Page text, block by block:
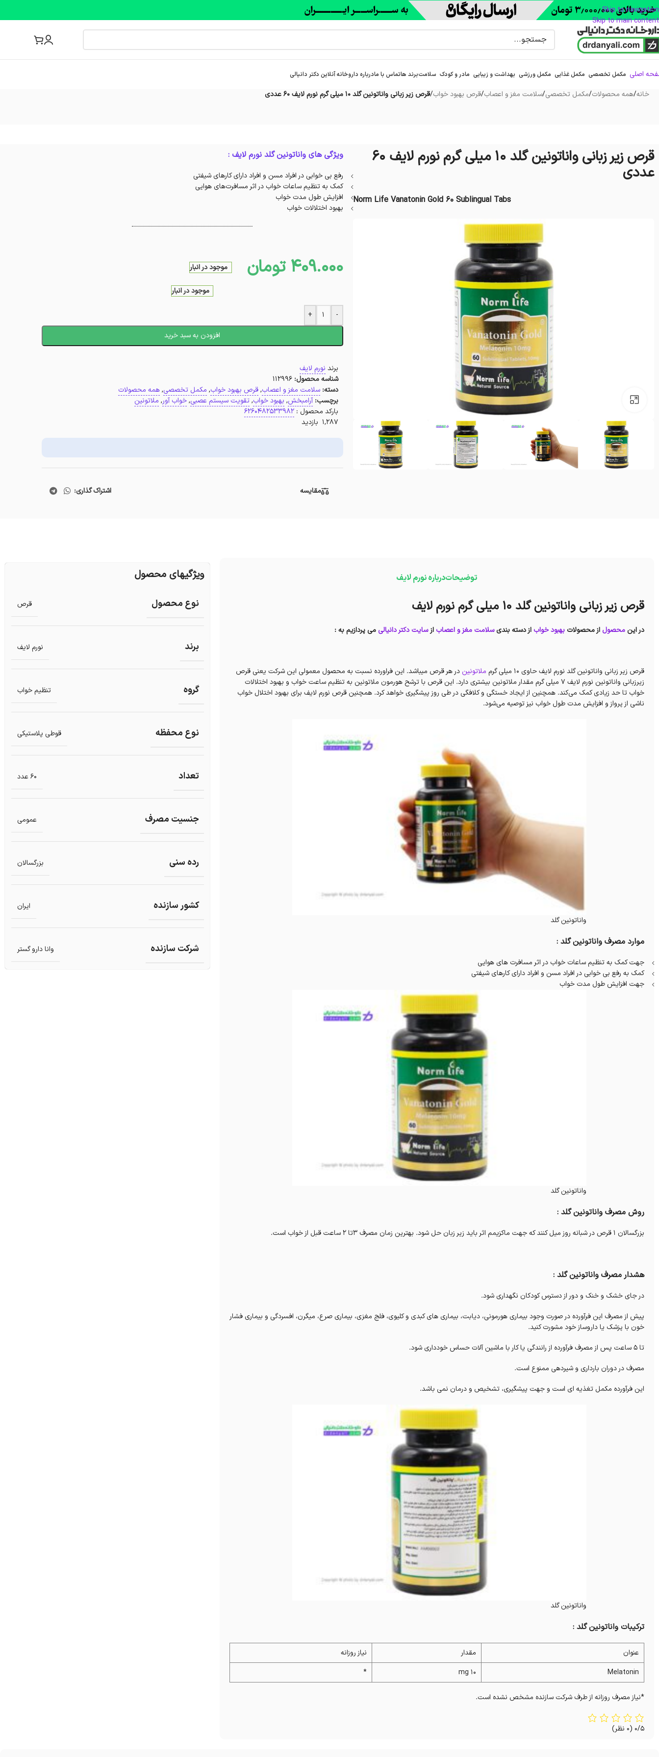
Skip to navigation
Skip to main content
اصلی مکمل تخصصی مکمل غذایی مکمل ورزشی بهداشت و زیبایی مادر و کودک سلامتبرند هاتماس با مادرباره‌ داروخانه آنلاین دکتر دانیالی
خانه/همه محصولات/مکمل تخصصی/سلامت مغز و اعصاب/قرص بهبود خواب/قرص زیر زبانی واناتونین گلد 10 میلی گرم نورم لایف 60 عددی
قرص زیر زبانی واناتونین گلد 10 میلی گرم نورم لایف 60
عددی
Norm Life Vanatonin Gold 60 Sublingual Tabs
ویژگی های واناتونین گلد نورم لایف :
رفع بی خوابی در افراد مسن و افراد دارای کارهای شیفتی
کمک به تنظیم ساعات خواب در اثر مسافرت‌های هوایی
افزایش طول مدت خواب
بهبود اختلالات خواب
409.000 تومان موجود در انبار
موجود در انبار
-
+
افزودن به سبد خرید
برند نورم لایف
شناسه محصول:112996
دسته: سلامت مغز و اعصاب, قرص بهبود خواب, مکمل تخصصی, همه محصولات
برچسب: آرامبخش, بهبود خواب, تقویت سیستم عصبی, خواب آور, ملاتونین
بارکد محصول :6260482533982
1,287 بازدید
مقایسه اشتراک گذاری:
توضیحاتدرباره نورم لایف
قرص زیر زبانی واناتونین گلد 10 میلی گرم نورم لایف
در این محصول از محصولات بهبود خواب از دسته بندیسلامت مغز و اعصاب ازسایت دکتر دانیالیمی پردازیم به :
قرص زیر زبانی واناتونین گلد نورم لایف حاوی ۱۰ میلی گرم ملاتونین در هر قرص میباشد. این فراورده نسبت به محصول معمولی این شرکت یعنی قرص
زیرزبانی واناتونین نورم لایف ۷ میلی گرم مقدار ملاتونین بیشتری دارد. این قرص با ترشح هورمون ملاتونین به تنظیم ساعت خواب و بهبود اختلالات
خواب تا حد زیادی کمک می‌کند. همچنین از ایجاد خستگی و کلافگی در طی روز پیشگیری خواهد کرد. همچنین قرص نورم لایف برای بهبود اختلال خواب
ناشی از پرواز و افزایش مدت طول خواب نیز توصیه می‌شود.
واناتونین گلد
موارد مصرف واناتونین گلد :
جهت کمک به تنظیم ساعات خواب در اثر مسافرت های هوایی
کمک به رفع بی خوابی در افراد مسن و افراد دارای کارهای شیفتی
جهت افزایش طول مدت خواب
واناتونین گلد
روش مصرف واناتونین گلد :
بزرگسالان 1 قرص در شبانه روز میل کنند که جهت ماکزیمم اثر باید زیر زبان حل شود. بهترین زمان مصرف 3تا 2 ساعت قبل از خواب است.
هشدار مصرف واناتونین گلد :
در جای خشک و خنک و دور از دسترس کودکان نگهداری شود.
پیش از مصرف این فرآورده در صورت وجود بیماری هورمونی، دیابت، بیماری های کبدی و کلیوی، فلج مغزی، بیماری صرع، میگرن، افسردگی و بیماری فشار
خون با پزشک یا داروساز خود مشورت کنید.
تا 5 ساعت پس از مصرف فرآورده از رانندگی یا کار با ماشین آلات حساس خودداری شود.
مصرف در دوران بارداری و شیردهی ممنوع است.
این فرآورده مکمل تغذیه ای است و جهت پیشگیری، تشخیص و درمان نمی باشد.
واناتونین گلد
ترکیبات واناتونین گلد :
عنوان مقدار
نیاز روزانه
Melatonin
10 mg
*
*نیاز مصرف روزانه از طرف شرکت سازنده مشخص نشده است.
0/5 (0 نظر)
ویژگیهای محصول
نوع محصول قرص
برند نورم لایف
گروه تنظیم خواب
نوع محفظه قوطی پلاستیکی
تعداد 60 عدد
جنسیت مصرف عمومی
رده سنی بزرگسالان
کشور سازنده ایران
شرکت سازنده وانا دارو گستر